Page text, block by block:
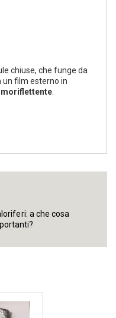
chiuse, che funge da
un film esterno in
a che cosa